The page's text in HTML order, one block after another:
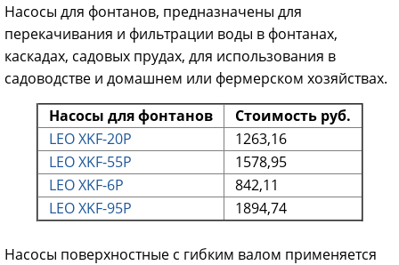
Насосы для фонтанов, предназначены для
перекачивания и фильтрации воды в фонтанах,
каскадах, садовых прудах, для использования в
садоводстве и домашнем или фермерском хозяйствах.
Насосы для фонтанов
Стоимость руб.
LEO XKF-20P
1263,16
LEO XKF-55P
1578,95
LEO XKF-6P
842,11
LEO XKF-95P
1894,74
Насосы поверхностные с гибким валом применяется